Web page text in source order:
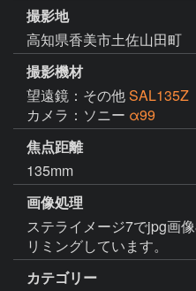
撮影地
高知県香美市土佐山田町
撮影機材
望遠鏡：その他SAL135Z
カメラ：ソニー α99
焦点距離
135mm
画像処理
ステライメージ7でjpg画
リミングしています。
カテゴリー